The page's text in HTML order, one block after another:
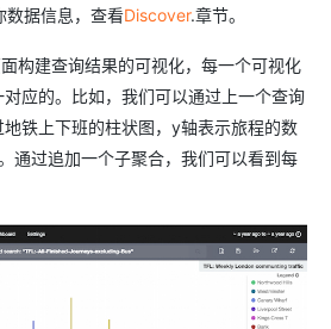
数据信息，查看Discover.章节。
构建查询结果的可视化，每一个可视化
应的。比如，我们可以通过上一个查询
铁上下班的柱状图，y轴表示旅程的数
通过追加一个子聚合，我们可以看到每